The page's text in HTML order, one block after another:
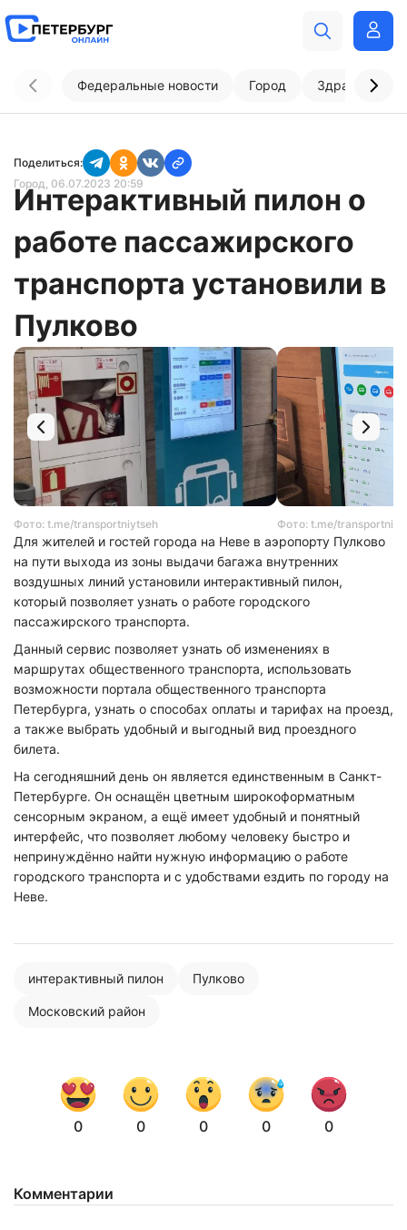
Федеральные новости Город
Поделиться:
Город, 06.07.2023 20:59
Интерактивный пилон о
работе пассажирского
транспорта установили в
Пулково
Фото: t.me/transportniytseh Фото: t.me/
Для жителей и гостей города на Неве в аэропорту Пулково
на пути выхода из зоны выдачи багажа внутренних
воздушных линий установили интерактивный пилон,
который позволяет узнать о работе городского
пассажирского транспорта.
Данный сервис позволяет узнать об изменениях в
маршрутах общественного транспорта, использовать
возможности портала общественного транспорта
Петербурга, узнать о способах оплаты и тарифах на проезд,
а также выбрать удобный и выгодный вид проездного
билета.
На сегодняшний день он является единственным в Санкт-
Петербурге. Он оснащён цветным широкоформатным
сенсорным экраном, а ещё имеет удобный и понятный
интерфейс, что позволяет любому человеку быстро и
непринуждённо найти нужную информацию о работе
городского транспорта и с удобствами ездить по городу на
Неве.
интерактивный пилон Пулково
Московский район
0 0 0 0 0
Комментарии